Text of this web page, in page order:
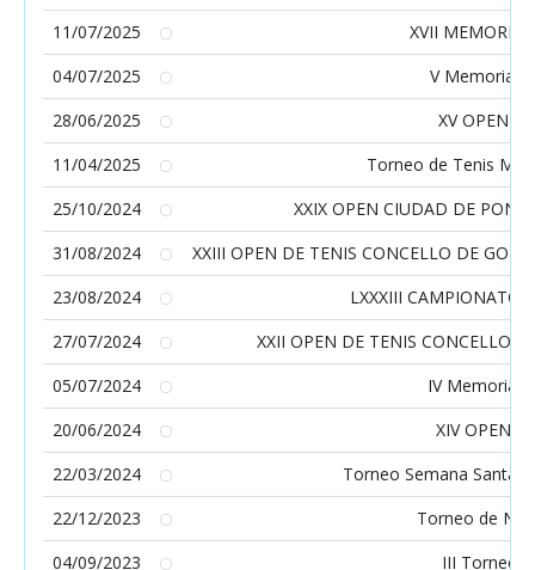
11/07/2025
XVII
04/07/2025
V Memorial
28/06/2025
XV OPEN
11/04/2025
Torneo de Tenis
25/10/2024
XXIX OPEN CIUDAD DE
31/08/2024
XXIII OPEN DE TENIS CONCELLO DE
23/08/2024
LXXXIII CAMPIONATO
27/07/2024
XXII OPEN DE TENIS CONCELLO
05/07/2024
IV Memorial
20/06/2024
XIV OPEN
22/03/2024
Torneo Semana Santa
22/12/2023
Torneo de
04/09/2023
III Torneo